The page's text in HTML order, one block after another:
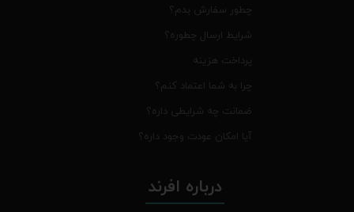
چطور سفارش بدم؟
شرایط ارسال چطوره؟
پرداخت هزینه
چرا به شما اعتماد کنم؟
ضمانت چه شرایطی داره؟
آیا امکان عودت وجود داره؟
درباره افرند